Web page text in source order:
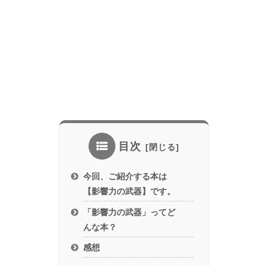
目次
今回、ご紹介する本は
【影響力の武器】です。
「影響力の武器」ってど
んな本？
感想